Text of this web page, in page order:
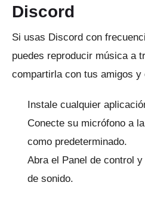
Discord
Si usas Discord con
puedes reproducir música a
compartirla con tus amigos y
Instale cualquier
Conecte su micrófono a
como predeterminado.
Abra el Panel de control
de sonido.